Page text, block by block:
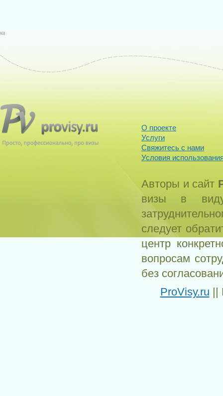
О проекте
Услуги
Свяжитесь с нами
Условия
Авторы и сайт
визы в виду
следует
центр
вопросам
без
ProVisy.ru ||